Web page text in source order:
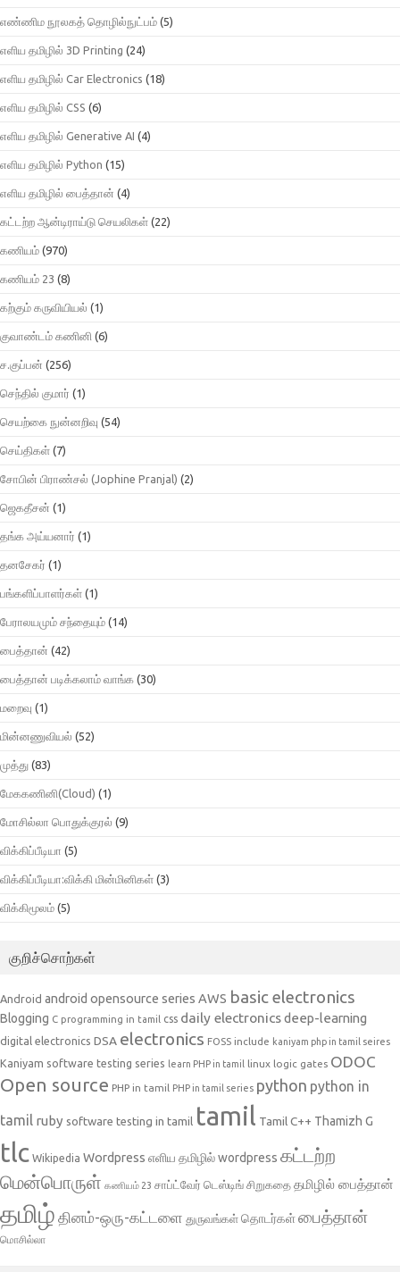
எண்ணிம நூலகத் தொழில்நுட்பம் (5)
எளிய தமிழில் 3D Printing (24)
எளிய தமிழில் Car Electronics (18)
எளிய தமிழில் CSS (6)
எளிய தமிழில் Generative AI (4)
எளிய தமிழில் Python (15)
எளிய தமிழில் பைத்தான் (4)
கட்டற்ற ஆன்டிராய்டு செயலிகள் (22)
கணியம் (970)
கணியம் 23 (8)
கற்கும் கருவியியல் (1)
குவாண்டம் கணினி (6)
ச.குப்பன் (256)
செந்தில் குமார் (1)
செயற்கை நுன்னறிவு (54)
செய்திகள் (7)
சோபின் பிராண்சல் (Jophine Pranjal) (2)
ஜெகதீசன் (1)
தங்க அய்யனார் (1)
தனசேகர் (1)
பங்களிப்பாளர்கள் (1)
பேராலயமும் சந்தையும் (14)
பைத்தான் (42)
பைத்தான் படிக்கலாம் வாங்க (30)
மறைவு (1)
மின்னணுவியல் (52)
முத்து (83)
மேககணினி(Cloud) (1)
மோசில்லா பொதுக்குரல் (9)
விக்கிப்பீடியா (5)
விக்கிப்பீடியா:விக்கி மின்மினிகள் (3)
விக்கிமூலம் (5)
குறிச்சொற்கள்
Android android opensource series AWS basic electronics
Blogging C programming in tamil css daily electronicsdeep-learning
digital electronics DSA electronics FOSS include kaniyam php in tamil seires
Kaniyam software testing series learn PHP in tamil linux logic gates ODOC
Open source PHP in tamil PHP in tamil series python python in
tamil ruby software testing in tamil tamil Tamil C++ Thamizh G
tlc Wikipedia Wordpress எளிய தமிழில் wordpress கட்டற்ற
மென்பொருள் கணியம் 23 சாப்ட்வேர் டெஸ்டிங் சிறுகதை தமிழில் பைத்தான்
தமிழ் தினம்-ஒரு-கட்டளை துருவங்கள் தொடர்கள்பைத்தான்
மொசில்லா